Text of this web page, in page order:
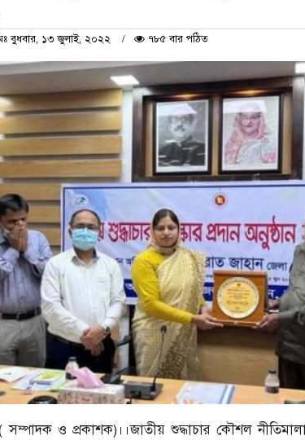
বুধবার, ১৩ জুলাই, ২০২২ ৭৮৫ বার পঠিত
ও প্রকাশক)।।জাতীয় শুদ্ধাচার কৌশল